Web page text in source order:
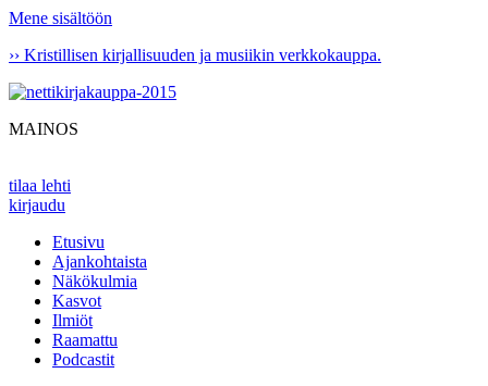
Mene sisältöön
›› Kristillisen kirjallisuuden ja musiikin verkkokauppa.
MAINOS
tilaa lehti
kirjaudu
Etusivu
Ajankohtaista
Näkökulmia
Kasvot
Ilmiöt
Raamattu
Podcastit